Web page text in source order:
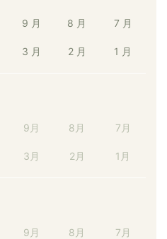
9 月 8 月 7 月
3 月 2 月 1 月
9月 8月 7月
3月 2月 1月
9月 8月 7月